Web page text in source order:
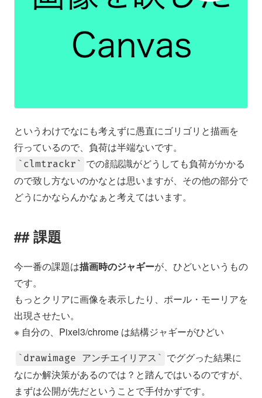
というわけでなにも考えずに愚直にゴリゴリと描画を
行っているので、負荷は半端ないです。
clmtrackr
での顔認識がどうしても負荷がかかる
ので致し方ないのかなとは思いますが、その他の部分で
どうにかならんかなぁと考えてはいます。
課題
今一番の課題は描画時のジャギーが、ひどいというもの
です。
もっとクリアに画像を表示したり、ポール・モーリアを
出現させたい。
※ 自分の、Pixel3/chrome は結構ジャギーがひどい
drawimage アンチエイリアス
でググった結果に
なにか解決策があるのでは？と踏んではいるのですが、
まずは公開が先だということで手付かずです。